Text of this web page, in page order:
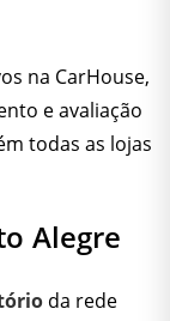
na CarHouse,
e avaliação
todas as lojas
Alegre
da rede